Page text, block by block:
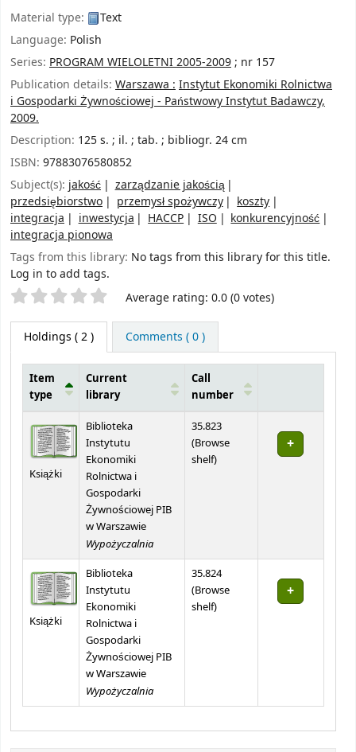
Material type:
Text
Language: Polish
Series: PROGRAM WIELOLETNI 2005-2009; nr 157
Publication details: Warszawa : Instytut Ekonomiki Rolnictwa
i Gospodarki Żywnościowej - Państwowy Instytut Badawczy,
2009.
Description: 125 s. ; il. ; tab. ; bibliogr. 24 cm
ISBN: 97883076580852
Subject(s): jakość
zarządzanie jakością
przedsiębiorstwo
przemysł spożywczy
koszty
integracja
inwestycja HACCP ISO
konkurencyjność
integracja pionowa
Tags from this library: No tags from this library for this title.
Log in to add tags.
Star ratings Average rating: 0.0 (0 votes)
Holdings ( 2 ) Comments ( 0 )
Item
type
Current
library
Call
number
Książki
Biblioteka
Instytutu
Ekonomiki
Rolnictwa i
Gospodarki
Żywnościowej PIB
w Warszawie
Wypożyczalnia
35.823
(Browse
shelf(Opens below)
)
Książki
Biblioteka
Instytutu
Ekonomiki
Rolnictwa i
Gospodarki
Żywnościowej PIB
w Warszawie
Wypożyczalnia
35.824
(Browse
shelf(Opens below)
)